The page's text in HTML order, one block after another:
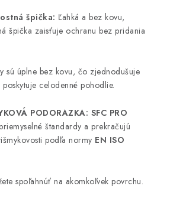
špička: Ľahká a bez kovu,
špička zaisťuje ochranu bez pridania
sú úplne bez kovu, čo zjednodušuje
celodenné pohodlie.
PODORAZKA: SFC PRO
štandardy a prekračujú
podľa normy EN ISO
spoľahnúť na akomkoľvek povrchu.